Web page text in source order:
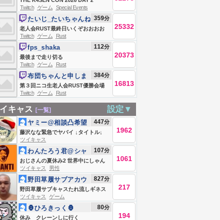
Twitch ゲーム Special Events
老人会RUST最終日いくぞおおおお
おおおおおお
たいじ_たいちゃんね
る
359分
25332
Twitch ゲーム Rust
最後まで走り切る
fps_shaka 112分
20373
Twitch ゲーム Rust
第３回ニコ生老人会RUST優勝会場
お布団ちゃん、う〇ちちゃん、恭ち
ゃん、キズナ ２日目
布団ちゃんと申しま
す
384分
16813
Twitch ゲーム Rust
キャス [一覧] 設定▼
藤沢なな緊急でヤバイ ↓タイトル↓
ヤミー@相談凸希望
はLINEへ
447分
1962
ツイキャス
おじさんの夏休み2 世界中にしゃん
てぃ言わせたい
わんたろう君@シャ
ンT101
107分
1061
ツイキャス 男性
野田草履サブキャスたれ流しギネス
記録 Live #839271769
野田草履サブアカウ
ント
827分
217
ツイキャス ゲーム
休み クレーンしに行く
🦍ひろきっく🦍 80分
194